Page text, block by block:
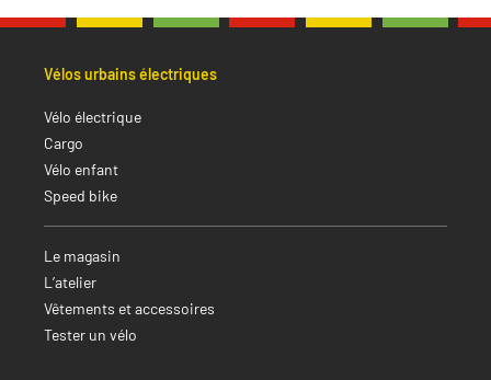
Vélos urbains électriques
Vélo électrique
Cargo
Vélo enfant
Speed bike
Le magasin
L’atelier
Vêtements et accessoires
Tester un vélo